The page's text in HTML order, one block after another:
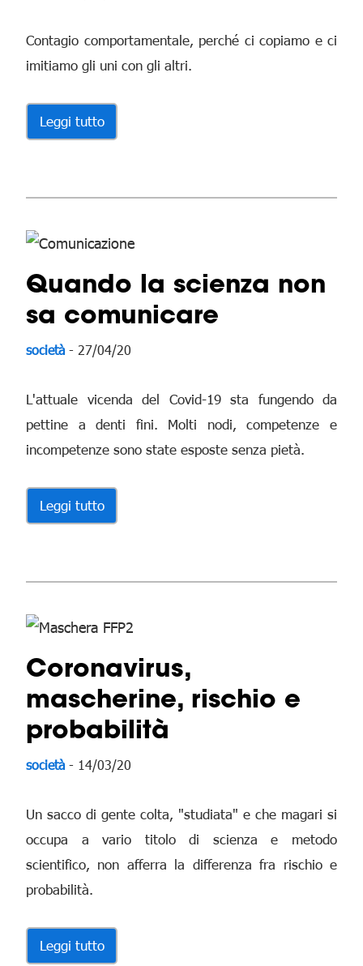
Contagio comportamentale, perché ci copiamo e ci
imitiamo gli uni con gli altri.
Leggi tutto
Quando la scienza non
sa comunicare
società - 27/04/20
L'attuale vicenda del Covid-19 sta fungendo da
pettine a denti fini. Molti nodi, competenze e
incompetenze sono state esposte senza pietà.
Leggi tutto
Coronavirus,
mascherine, rischio e
probabilità
società - 14/03/20
Un sacco di gente colta, "studiata" e che magari si
occupa a vario titolo di scienza e metodo
scientifico, non afferra la differenza fra rischio e
probabilità.
Leggi tutto